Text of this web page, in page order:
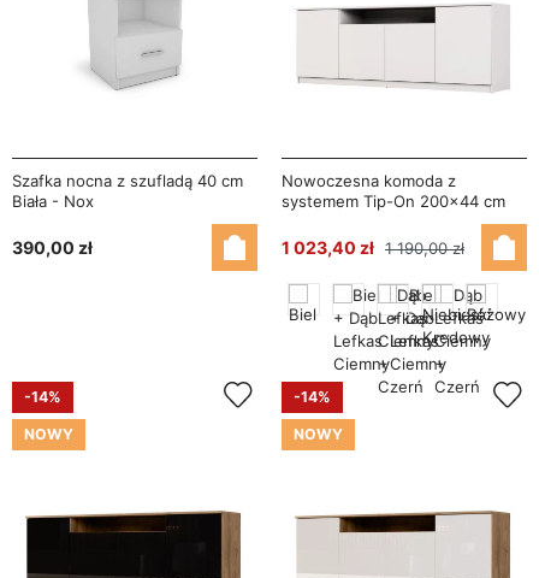
Szafka nocna z szufladą 40 cm
Biała - Nox
390,00 zł
Nowoczesna komoda z
systemem Tip-On 200×44 cm
1 023,40 zł 1 190,00 zł
-14%
NOWY
-14%
NOWY